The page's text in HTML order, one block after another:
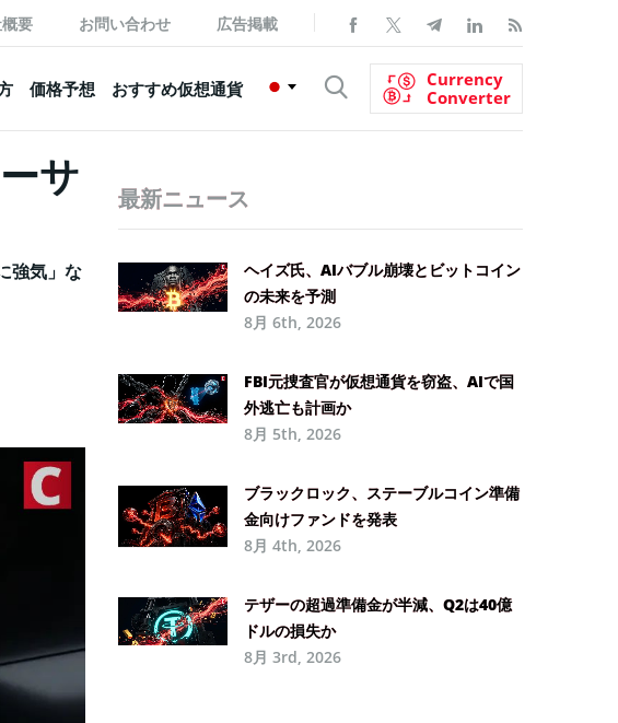
要 お問い合わせ 広告掲載
価格予想 おすすめ仮想通貨
Currency
Converter
サ
強気」な
最新ニュース
ヘイズ氏、AIバブル崩壊とビットコイン
の未来を予測
8月 6th, 2026
FBI元捜査官が仮想通貨を窃盗、AIで国
外逃亡も計画か
8月 5th, 2026
ブラックロック、ステーブルコイン準備
金向けファンドを発表
8月 4th, 2026
テザーの超過準備金が半減、Q2は40億
ドルの損失か
8月 3rd, 2026